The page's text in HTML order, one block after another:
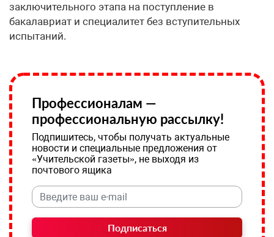
заключительного этапа на поступление в
бакалавриат и специалитет без вступительных
испытаний.
Профессионалам —
профессиональную рассылку!
Подпишитесь, чтобы получать актуальные
новости и специальные предложения от
«Учительской газеты», не выходя из
почтового ящика
Подписаться